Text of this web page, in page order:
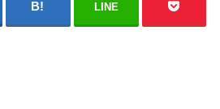
LINE